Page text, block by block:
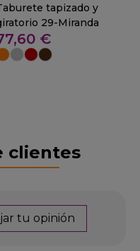
tapizado y
29-Miranda
€
clientes
tu opinión